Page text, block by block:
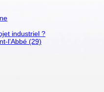
industriel ?
l’Abbé (29)